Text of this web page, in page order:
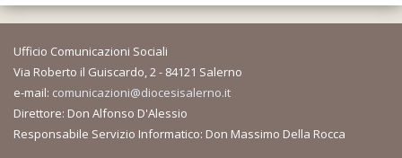
Ufficio Comunicazioni Sociali
Via Roberto il Guiscardo, 2 - 84121 Salerno
e-mail: comunicazioni@diocesisalerno.it
Direttore: Don Alfonso D'Alessio
Responsabile Servizio Informatico: Don Massimo Della Rocca